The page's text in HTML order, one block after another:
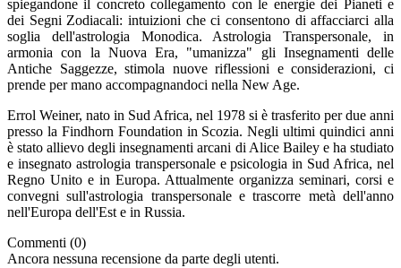
spiegandone il concreto collegamento con le energie dei Pianeti e
dei Segni Zodiacali: intuizioni che ci consentono di affacciarci alla
soglia dell'astrologia Monodica. Astrologia Transpersonale, in
armonia con la Nuova Era, "umanizza" gli Insegnamenti delle
Antiche Saggezze, stimola nuove riflessioni e considerazioni, ci
prende per mano accompagnandoci nella New Age.
Errol Weiner, nato in Sud Africa, nel 1978 si è trasferito per due anni
presso la Findhorn Foundation in Scozia. Negli ultimi quindici anni
è stato allievo degli insegnamenti arcani di Alice Bailey e ha studiato
e insegnato astrologia transpersonale e psicologia in Sud Africa, nel
Regno Unito e in Europa. Attualmente organizza seminari, corsi e
convegni sull'astrologia transpersonale e trascorre metà dell'anno
nell'Europa dell'Est e in Russia.
Commenti (0)
Ancora nessuna recensione da parte degli utenti.